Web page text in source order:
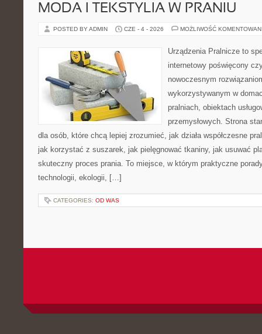
MODA I TEKSTYLIA W PRANIU
POSTED BY ADMIN CZE - 4 - 2026 MOŻLIWOŚĆ
Urządzenia Pralnicze to
internetowy poświęcony
nowoczesnym
wykorzystywanym w
pralniach, obiektach
przemysłowych. Strona
dla osób, które chcą lepiej zrozumieć, jak działa współczesne
jak korzystać z suszarek, jak pielęgnować tkaniny, jak usuwać
skuteczny proces prania. To miejsce, w którym praktyczne
technologii, ekologii, […]
CATEGORIES: OD WAS